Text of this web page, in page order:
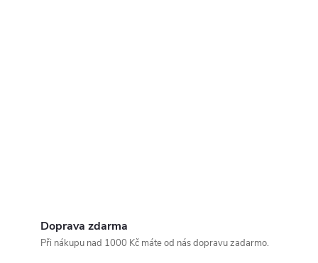
Doprava zdarma
Při nákupu nad 1000 Kč máte od nás dopravu zadarmo.